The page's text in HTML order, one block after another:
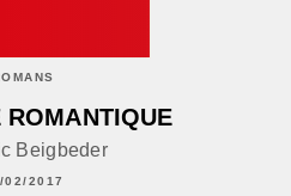
Beigbeder
02/2017